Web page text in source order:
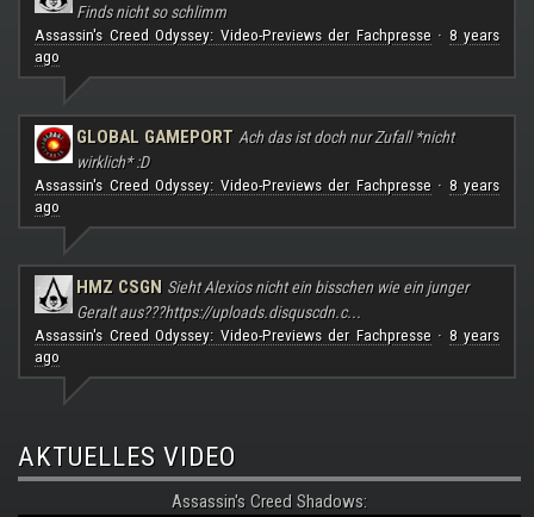
Finds nicht so schlimm
Assassin's Creed Odyssey: Video-Previews der Fachpresse· 8 years
ago
GLOBAL GAMEPORT Ach das ist doch nur Zufall *nicht
wirklich* :D
Assassin's Creed Odyssey: Video-Previews der Fachpresse· 8 years
ago
HMZ CSGN Sieht Alexios nicht ein bisschen wie ein junger
Geralt aus???https://uploads.disquscdn.c...
Assassin's Creed Odyssey: Video-Previews der Fachpresse· 8 years
ago
AKTUELLES VIDEO
Assassin's Creed Shadows: